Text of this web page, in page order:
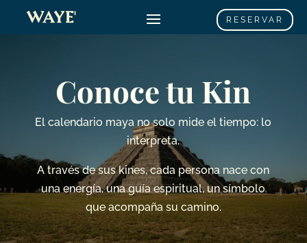
RESERVAR
Conoce tu Kin
El calendario maya no solo mide el tiempo: lo
interpreta.
A través de sus kines, cada persona nace con
una energía, una guía espiritual, un símbolo
que acompaña su camino.